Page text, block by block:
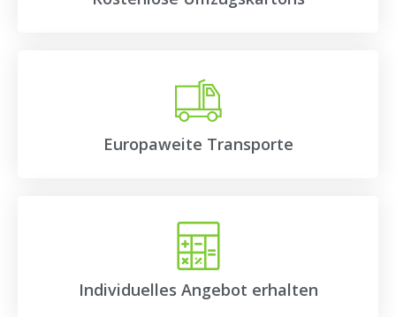
Europaweite Transporte
Individuelles Angebot erhalten